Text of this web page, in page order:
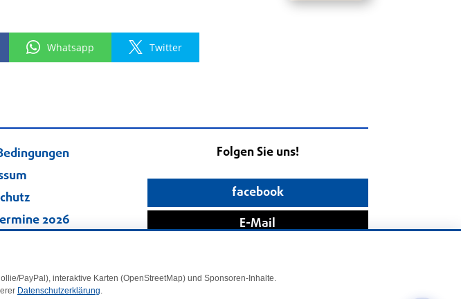
Whatsapp Twitter
2026
Folgen Sie uns!
facebook
E-Mail
PayPal), interaktive Karten (OpenStreetMap) und Sponsoren-Inhalte.
Datenschutzerklärung.